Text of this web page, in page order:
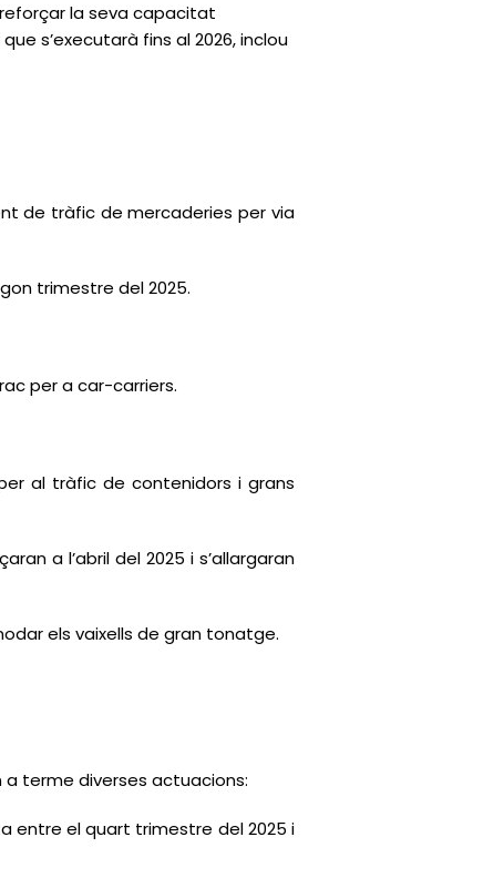
la seva capacitat
s’executarà fins al 2026, inclou
de tràfic de mercaderies per via
trimestre del 2025.
per a car-carriers.
al tràfic de contenidors i grans
a l’abril del 2025 i s’allargaran
els vaixells de gran tonatge.
a terme diverses actuacions:
entre el quart trimestre del 2025 i